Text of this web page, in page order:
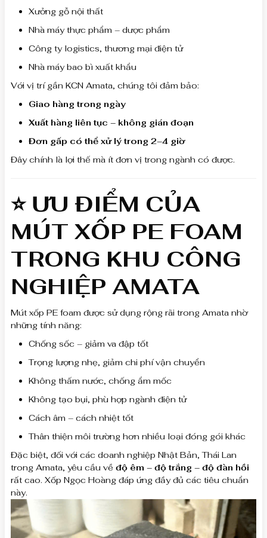
Xưởng gỗ nội thất
Nhà máy thực phẩm – dược phẩm
Công ty logistics, thương mại điện tử
Nhà máy bao bì xuất khẩu
Với vị trí gần KCN Amata, chúng tôi đảm bảo:
Giao hàng trong ngày
Xuất hàng liên tục – không gián đoạn
Đơn gấp có thể xử lý trong 2–4 giờ
Đây chính là lợi thế mà ít đơn vị trong ngành có được.
⭐ ƯU ĐIỂM CỦA
MÚT XỐP PE FOAM
TRONG KHU CÔNG
NGHIỆP AMATA
Mút xốp PE foam được sử dụng rộng rãi trong Amata nhờ
những tính năng:
Chống sốc – giảm va đập tốt
Trọng lượng nhẹ, giảm chi phí vận chuyển
Không thấm nước, chống ẩm mốc
Không tạo bụi, phù hợp ngành điện tử
Cách âm – cách nhiệt tốt
Thân thiện môi trường hơn nhiều loại đóng gói khác
Đặc biệt, đối với các doanh nghiệp Nhật Bản, Thái Lan
trong Amata, yêu cầu về độ êm – độ trắng – độ đàn hồi
rất cao. Xốp Ngọc Hoàng đáp ứng đầy đủ các tiêu chuẩn
này.